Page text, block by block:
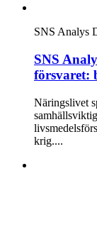
SNS Analys
SNS
försvaret:
Näringslivet
krig....